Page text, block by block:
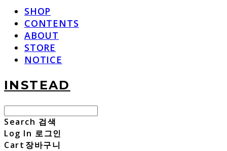
SHOP
CONTENTS
ABOUT
STORE
NOTICE
INSTEAD
Search 검색
Log In 로그인
Cart 장바구니